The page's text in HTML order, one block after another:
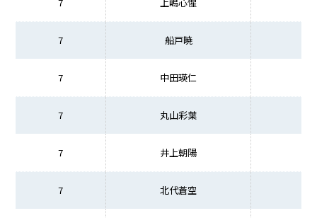
7 船戸暁
7 中田瑛仁
7 丸山彩葉
7 井上朝陽
7 北代蒼空